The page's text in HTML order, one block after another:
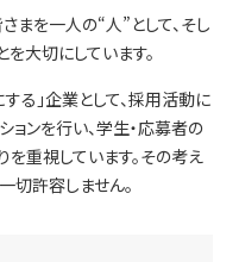
まを一人の“人”として、そし
大切にしています。
る」企業として、採用活動に
ンを行い、学生・応募者の
重視しています。その考え
切許容しません。